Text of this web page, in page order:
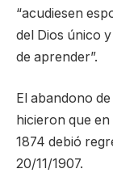
“acudiesen
del Dios único
de aprender”.
El abandono
hicieron que en
1874 debió
20/11/1907.